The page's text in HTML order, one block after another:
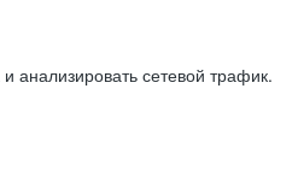
анализировать сетевой трафик.